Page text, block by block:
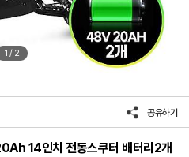
1 / 2
공유하기
14인치 전동스쿠터 배터리2개